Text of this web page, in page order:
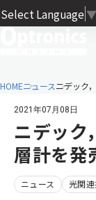
Select Language ▼
HOMEニュースニデック
2021年07月08日
ニデック
層計を発
ニュース 光関